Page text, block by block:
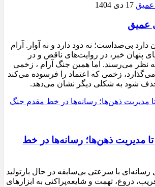
17 دی 1404
عمیق
بی‌صداست؛ نه دود دارد و نه آوار. آرام
پنهان خبر، در روایت‌های ناقص و در
نظر می‌رسند. اما همین جنگ آرام ، زخمی
زخمی که اعتماد را فرسوده می‌کند
حذف شود به شکلی دیگر نشان می‌دهد.
مدیریت ذهن‌ها؛ رسانه‌ها در خط
با سرعتی بی‌سابقه در حال بازتولید
دروغ، تهمت و شایعه‌پراکنی به ابزارهای